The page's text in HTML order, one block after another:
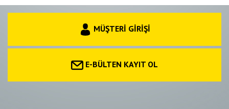
MÜŞTERİ GİRİŞİ
E-BÜLTEN KAYIT OL